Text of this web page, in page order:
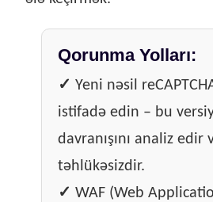
Qorunma Yolları:
✓ Yeni nəsil
istifadə edin – bu
davranışını analiz edir
təhlükəsizdir.
✓ WAF (Web